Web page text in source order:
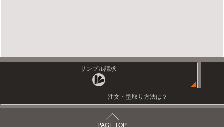
サンプル請求
注文・型取り方法は？
PAGE TOP